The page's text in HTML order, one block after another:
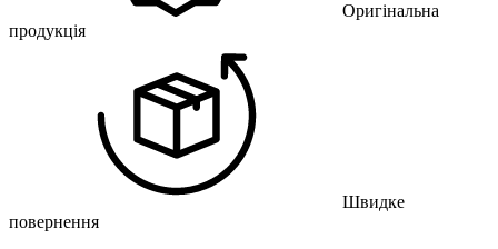
Оригінальна
продукція
Швидке
повернення